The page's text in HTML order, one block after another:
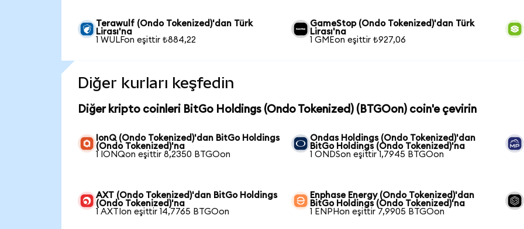
Terawulf (Ondo Tokenized)'dan Türk
Lirası'na
1 WULFon eşittir ₺884,22
GameStop (Ondo Tokenized)'dan Türk
Lirası'na
1 GMEon eşittir ₺927,06
Diğer kurları keşfedin
Diğer kripto coinleri BitGo Holdings (Ondo Tokenized) (BTGOon) coin'e çevirin
IonQ (Ondo Tokenized)'dan BitGo Holdings
(Ondo Tokenized)'na
1 IONQon eşittir 8,2350 BTGOon
Ondas Holdings (Ondo Tokenized)'dan
BitGo Holdings (Ondo Tokenized)'na
1 ONDSon eşittir 1,7945 BTGOon
AXT (Ondo Tokenized)'dan BitGo Holdings
(Ondo Tokenized)'na
1 AXTIon eşittir 14,7765 BTGOon
Enphase Energy (Ondo Tokenized)'dan
BitGo Holdings (Ondo Tokenized)'na
1 ENPHon eşittir 7,9905 BTGOon